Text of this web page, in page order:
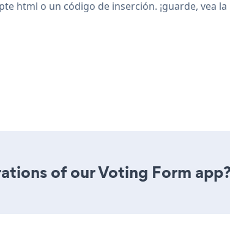
html o un código de inserción. ¡guarde, vea
of our Voting Form